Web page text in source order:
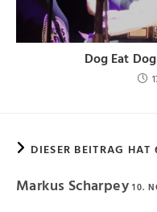
Dog Eat
DIESER BEITRAG
Markus Scharpey10.